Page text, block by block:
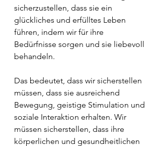
sicherzustellen, dass sie ein
glückliches und erfülltes Leben
führen, indem wir für ihre
Bedürfnisse sorgen und sie liebevoll
behandeln.
Das bedeutet, dass wir sicherstellen
müssen, dass sie ausreichend
Bewegung, geistige Stimulation und
soziale Interaktion erhalten. Wir
müssen sicherstellen, dass ihre
körperlichen und gesundheitlichen